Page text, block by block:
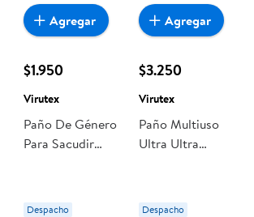
$1.950
Virutex
Paño De Género
Para Sacudir
Virutex
Despacho
Agregar
$3.250
Virutex
Paño Multiuso
Ultra Ultra
Virutex
Despacho
Agregar